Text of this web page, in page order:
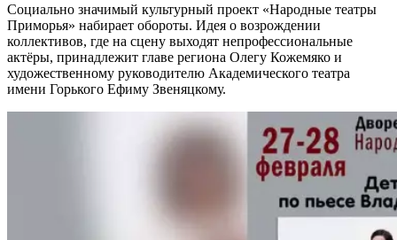
Социально значимый культурный проект «Народные театры
Приморья» набирает обороты. Идея о возрождении
коллективов, где на сцену выходят непрофессиональные
актёры, принадлежит главе региона Олегу Кожемяко и
художественному руководителю Академического театра
имени Горького Ефиму Звеняцкому.